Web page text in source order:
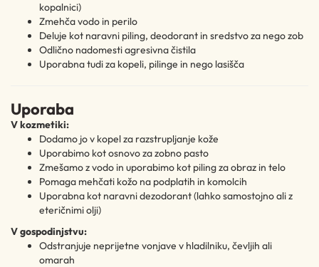
kopalnici)
Zmehča vodo in perilo
Deluje kot naravni piling, deodorant in sredstvo za nego zob
Odlično nadomesti agresivna čistila
Uporabna tudi za kopeli, pilinge in nego lasišča
Uporaba
V kozmetiki:
Dodamo jo v kopel za razstrupljanje kože
Uporabimo kot osnovo za zobno pasto
Zmešamo z vodo in uporabimo kot piling za obraz in telo
Pomaga mehčati kožo na podplatih in komolcih
Uporabna kot naravni dezodorant (lahko samostojno ali z
eteričnimi olji)
V gospodinjstvu:
Odstranjuje neprijetne vonjave v hladilniku, čevljih ali
omarah